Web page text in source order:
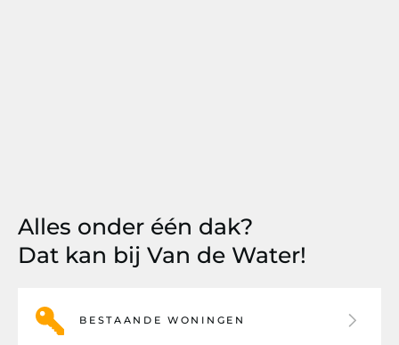
Alles onder één dak?
Dat kan bij Van de Water!
BESTAANDE WONINGEN